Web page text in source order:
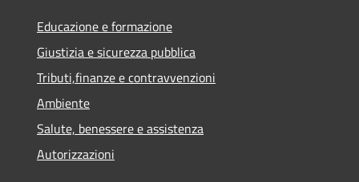
Educazione e formazione
Giustizia e sicurezza pubblica
Tributi,finanze e contravvenzioni
Ambiente
Salute, benessere e assistenza
Autorizzazioni